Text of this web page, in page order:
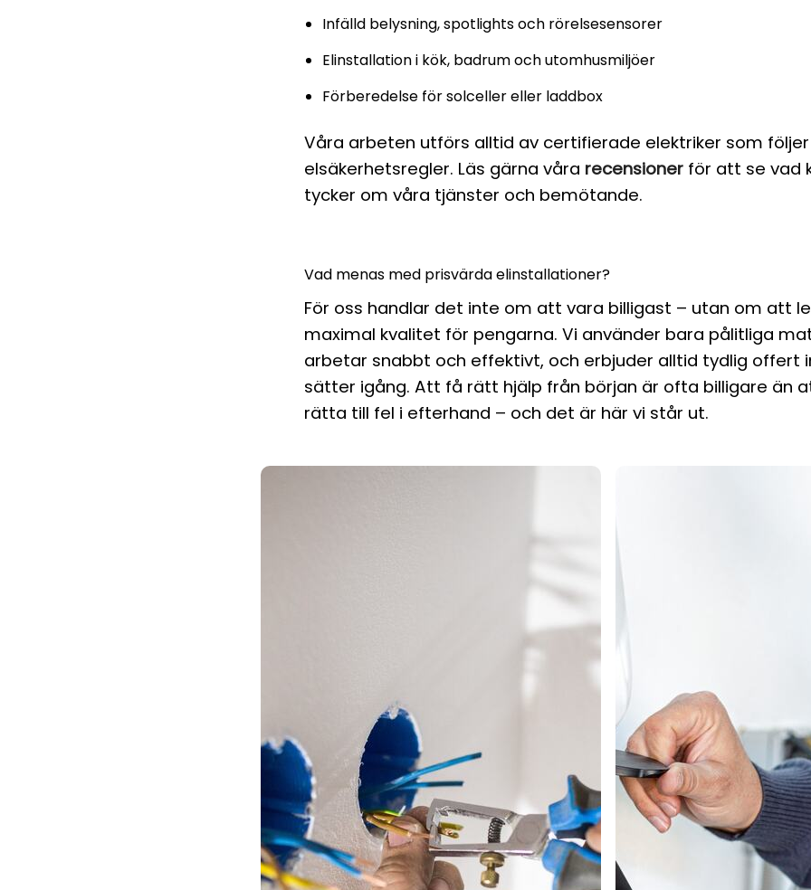
Infälld belysning, spotlights och rörelsesensorer
Elinstallation i kök, badrum och utomhusmiljöer
Förberedelse för solceller eller laddbox
Våra arbeten utförs alltid av certifierade elektriker som
elsäkerhetsregler. Läs gärna våra recensioner för att se vad
tycker om våra tjänster och bemötande.
Vad menas med prisvärda elinstallationer?
För oss handlar det inte om att vara billigast – utan om att
maximal kvalitet för pengarna. Vi använder bara pålitliga
arbetar snabbt och effektivt, och erbjuder alltid tydlig offert
sätter igång. Att få rätt hjälp från början är ofta billigare än
rätta till fel i efterhand – och det är här vi står ut.